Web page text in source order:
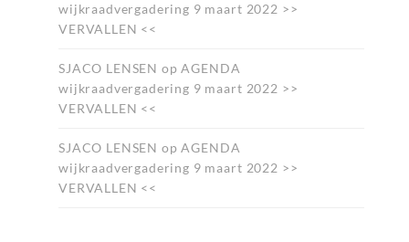
wijkraadvergadering 9 maart 2022 >>
VERVALLEN <<
SJACO LENSEN opAGENDA
wijkraadvergadering 9 maart 2022 >>
VERVALLEN <<
SJACO LENSEN opAGENDA
wijkraadvergadering 9 maart 2022 >>
VERVALLEN <<